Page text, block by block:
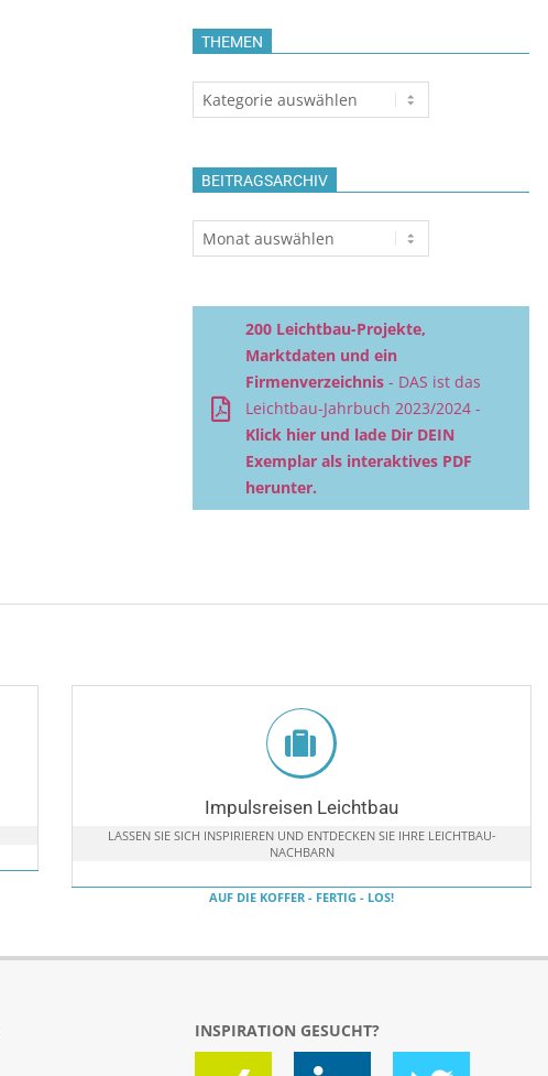
THEMEN
Themen
BEITRAGSARCHIV
Beitragsarchiv
200 Leichtbau-Projekte,
Marktdaten und ein
Firmenverzeichnis - DAS ist das
Leichtbau-Jahrbuch 2023/2024 -
Klick hier und lade Dir DEIN
Exemplar als interaktives PDF
herunter.
Impulsreisen Leichtbau
LASSEN SIE SICH INSPIRIEREN UND ENTDECKEN SIE IHRE LEICHTBAU-
NACHBARN
AUF DIE KOFFER - FERTIG - LOS!
INSPIRATION GESUCHT?